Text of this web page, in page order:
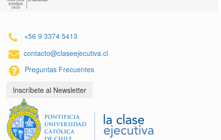
+56 9 3374 5413
contacto@claseejecutiva.cl
Preguntas Frecuentes
Inscríbete al Newsletter